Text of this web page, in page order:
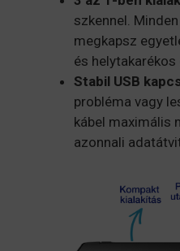
szkennel.
megkapsz
és helytakarékos
Stabil USB
probléma vagy
kábel maximális
azonnali